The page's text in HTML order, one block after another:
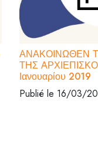
ΑΝΑΚΟΙΝΩΘΕΝ
ΤΗΣ
Ιανουαρίου 2019
Publié le 16/03/